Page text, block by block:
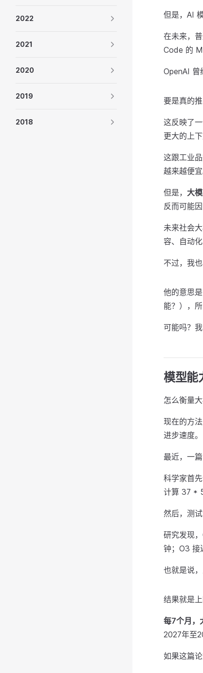
2022
2021
2020
2019
2018
但是，AI
在未来，
Code 的
OpenAI 曾
要是真的
这反映了一
更大的上
这跟工业
越来越便宜
但是， 大
反而可能
未来社会
容、自动
不过，我
他的意思
能？），
可能吗？
模型能
怎么衡量
现在的方
进步速度。
最近，一
科学家首
计算 37 *
然后，测
研究发现
钟；O3 接
也就是说
结果就是
每7个月，
2027年至
如果这篇